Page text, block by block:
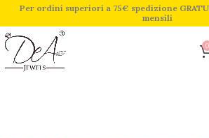
Per ordini superiori a 75€ spedizione
mensili
0